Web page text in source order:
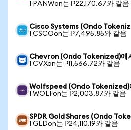
1 PANWon는 ₱22,170.67와 같음
Cisco Systems (Ondo
1 CSCOon는 ₱7,495.85와 같음
Chevron (Ondo Tokenized)에
1 CVXon는 ₱11,566.72와 같음
Wolfspeed (Ondo Tokenized)
1 WOLFon는 ₱2,003.87와 같음
SPDR Gold Shares (Ondo
1 GLDon는 ₱24,110.19와 같음